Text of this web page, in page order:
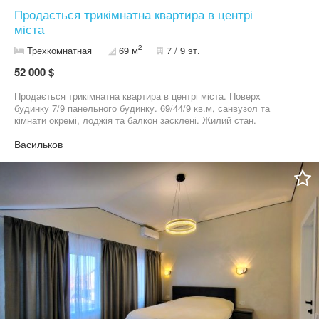
Продається трикімнатна квартира в центрі
міста
Трехкомнатная 69 м2 7 / 9 эт.
52 000 $
Продається трикімнатна квартира в центрі міста. Поверх
будинку 7/9 панельного будинку. 69/44/9 кв.м, санвузол та
кімнати окремі, лоджія та балкон засклені. Жилий стан.
Васильков